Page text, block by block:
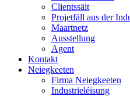
Clientssäit
Projetfäll aus der
Maartnetz
Ausstellung
Agent
Kontakt
Neiegkeeten
Firma Neiegkeeten
Industrieléisung